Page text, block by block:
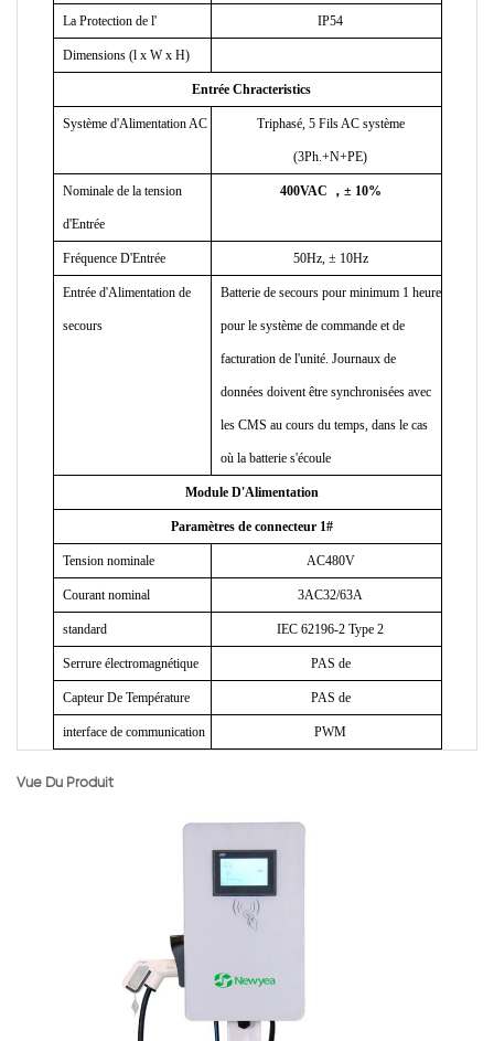
La Protection de l' IP54
Dimensions (l x W x H)
Entrée Chracteristics
Système d'Alimentation AC Triphasé, 5 Fils AC système
(3Ph.+N+PE)
Nominale de la tension
d'Entrée
400VAC ，± 10%
Fréquence D'Entrée 50Hz,± 10Hz
Entrée d'Alimentation de
secours
Batterie de secours pour minimum 1 heure
pour le système de commande et de
facturation de l'unité. Journaux de
données doivent être synchronisées avec
les CMS au cours du temps, dans le cas
où la batterie s'écoule
Module D'Alimentation
Paramètres de connecteur 1#
Tension nominale AC480V
Courant nominal 3AC32/63A
standard IEC 62196-2 Type 2
Serrure électromagnétique PAS de
Capteur De Température PAS de
interface de communication PWM
Vue Du Produit